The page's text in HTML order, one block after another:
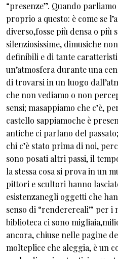
“presenze”. Quando
proprio a questo: è come se
diverso,fosse più densa o più
silenziosissime, dimusiche
definibili e di tante
un’atmosfera durante una
di trovarsi in un luogo
che non vediamo o non
sensi; masappiamo che c’è,
castello sappiamoche è
antiche ci parlano del
chi c’è stato prima di noi,
sono posati altri passi, il
la stessa cosa si prova in un
pittori e scultori hanno
esistenzanegli oggetti che
senso di “renderereali” per i
biblioteca ci sono
ancora, chiuse nelle pagine
molteplice che aleggia, è un